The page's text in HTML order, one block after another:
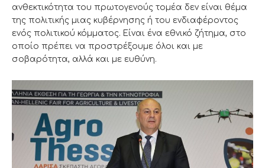
ανθεκτικότητα του πρωτογενούς τομέα δεν είναι θέμα
της πολιτικής μιας κυβέρνησης ή του ενδιαφέροντος
ενός πολιτικού κόμματος. Είναι ένα εθνικό ζήτημα, στο
οποίο πρέπει να προστρέξουμε όλοι και με
σοβαρότητα, αλλά και με ευθύνη.